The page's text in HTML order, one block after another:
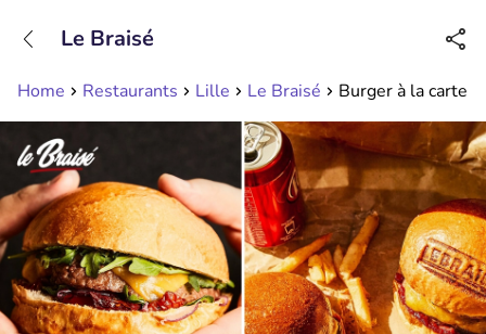
Erreichbar bis 23:00 Uhr (max 0,09€/Min)
Home Restaurants Lille Le Braisé Burger à la carte
Le Braisé